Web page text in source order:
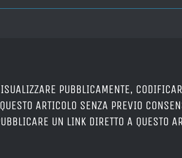
PUBBLICAMENTE,
ARTICOLO SENZA PREVIO
UN LINK DIRETTO A QUESTO